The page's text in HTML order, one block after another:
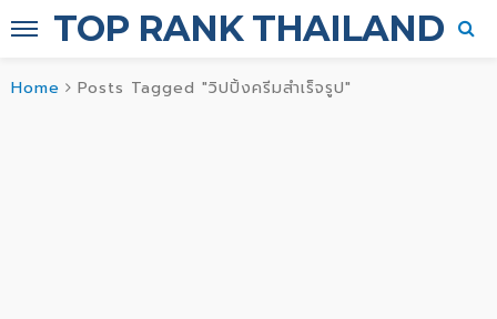
TOP RANK THAILAND
Home Posts Tagged "วิปปิ้งครีมสำเร็จรูป"